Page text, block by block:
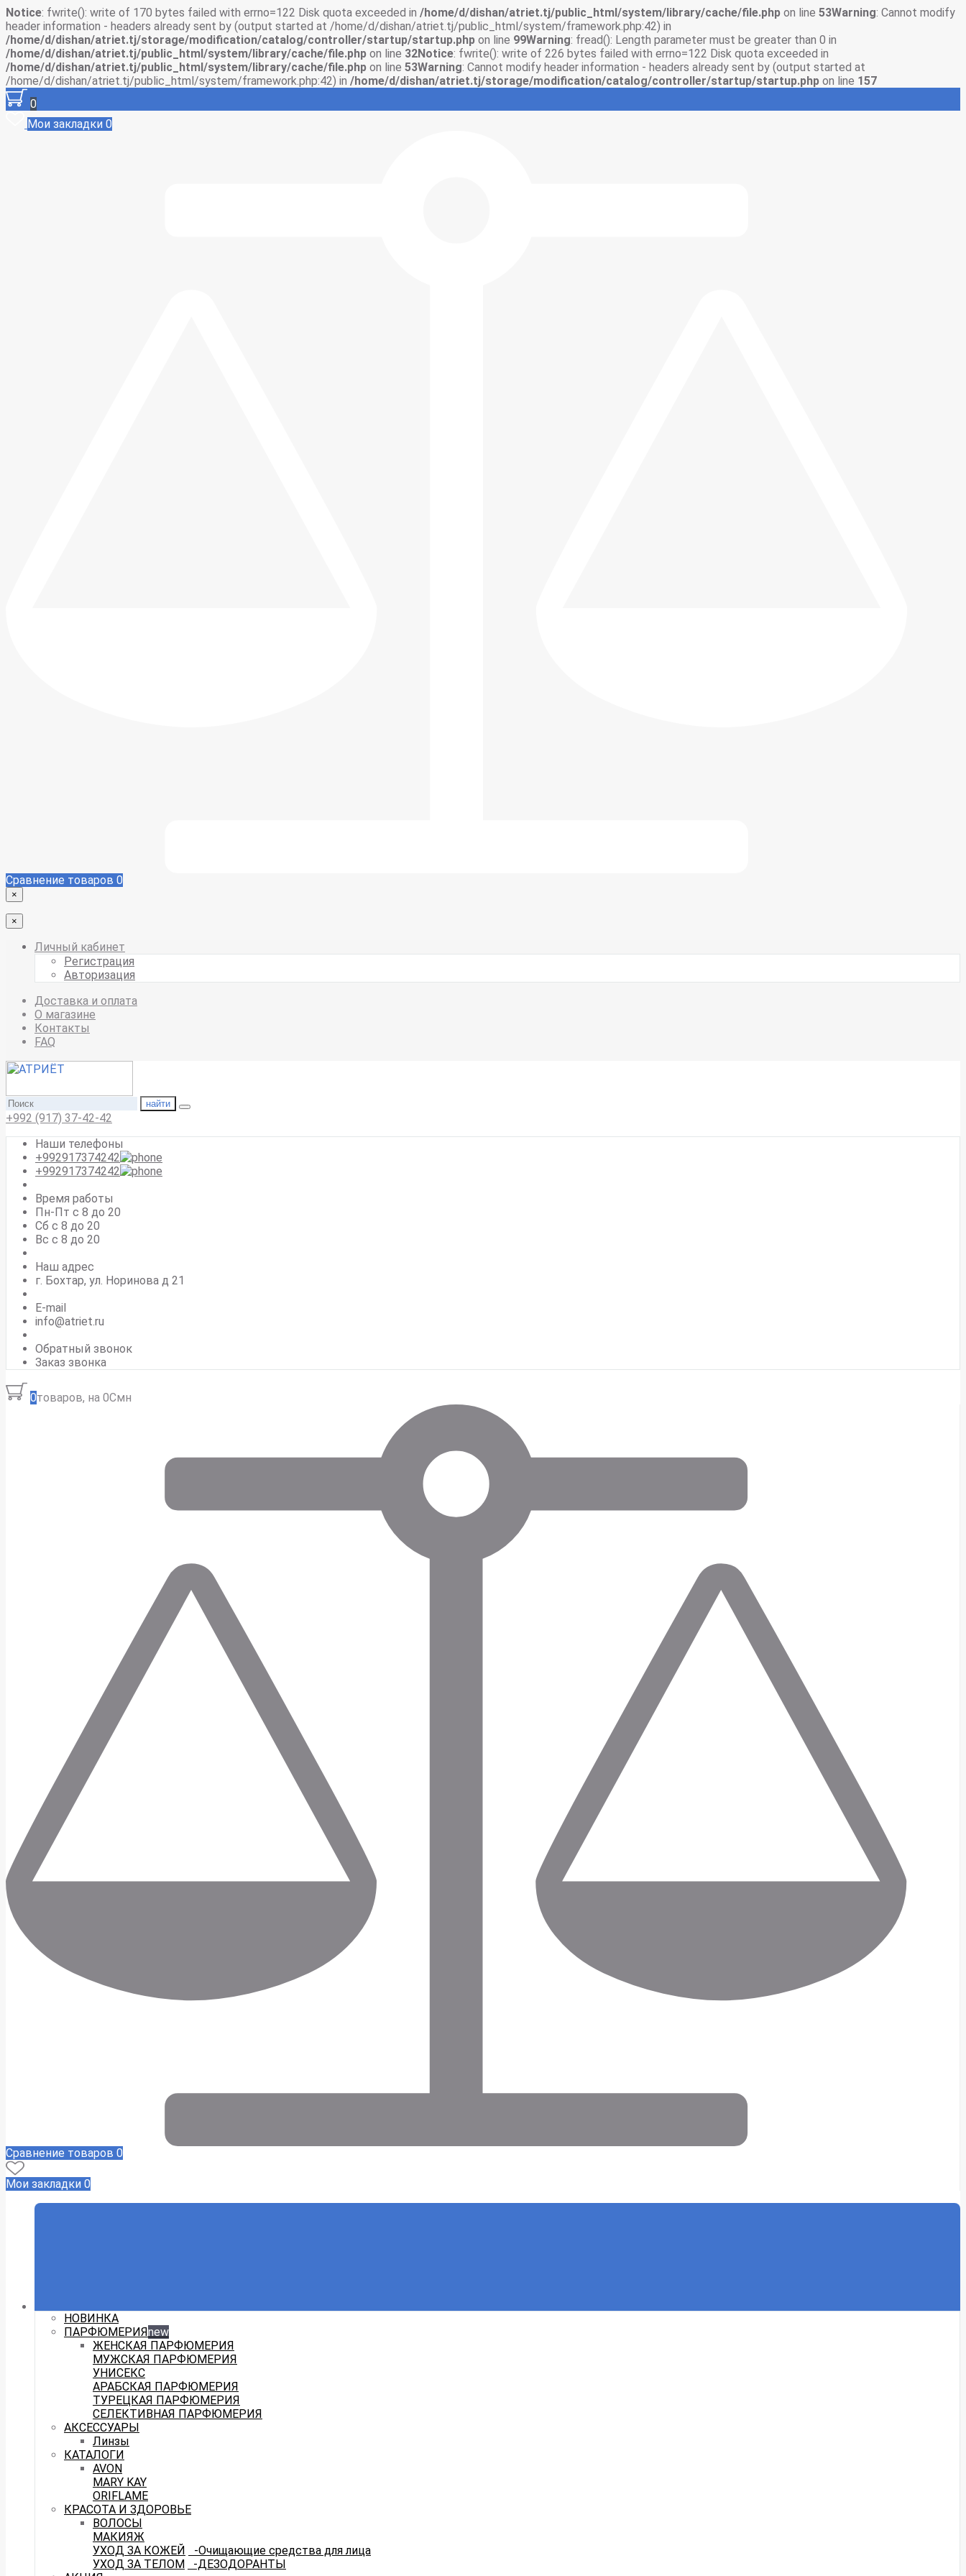
Notice: fwrite(): write of 170 bytes failed with errno=122 Disk quota exceeded in /home/d/dishan/atriet.tj/public_html/system/library/cache/file.php on line 53Warning: Cannot modify
header information - headers already sent by (output started at /home/d/dishan/atriet.tj/public_html/system/framework.php:42) in
/home/d/dishan/atriet.tj/storage/modification/catalog/controller/startup/startup.php on line 99Warning: fread(): Length parameter must be greater than 0 in
/home/d/dishan/atriet.tj/public_html/system/library/cache/file.php on line 32Notice: fwrite(): write of 226 bytes failed with errno=122 Disk quota exceeded in
/home/d/dishan/atriet.tj/public_html/system/library/cache/file.php on line 53Warning: Cannot modify header information - headers already sent by (output started at
/home/d/dishan/atriet.tj/public_html/system/framework.php:42) in /home/d/dishan/atriet.tj/storage/modification/catalog/controller/startup/startup.php on line 157
0
Мои закладки 0
Сравнение товаров 0
×
×
Личный кабинет
Регистрация
Авторизация
Доставка и оплата
О магазине
Контакты
FAQ
найти
+992 (917) 37-42-42
Наши телефоны
+992917374242
+992917374242
Время работы
Пн-Пт с 8 до 20
Сб с 8 до 20
Вс c 8 до 20
Наш адрес
г. Бохтар, ул. Норинова д 21
E-mail
info@atriet.ru
Обратный звонок
Заказ звонка
0товаров, на 0Смн
Сравнение товаров 0
Мои закладки 0
НОВИНКА
ПАРФЮМЕРИЯnew
ЖЕНСКАЯ ПАРФЮМЕРИЯ
МУЖСКАЯ ПАРФЮМЕРИЯ
УНИСЕКС
АРАБСКАЯ ПАРФЮМЕРИЯ
ТУРЕЦКАЯ ПАРФЮМЕРИЯ
СЕЛЕКТИВНАЯ ПАРФЮМЕРИЯ
АКСЕССУАРЫ
Линзы
КАТАЛОГИ
AVON
MARY KAY
ORIFLAME
КРАСОТА И ЗДОРОВЬЕ
ВОЛОСЫ
МАКИЯЖ
УХОД ЗА КОЖЕЙ
-Очищающие средства для лица
УХОД ЗА ТЕЛОМ
-ДЕЗОДОРАНТЫ